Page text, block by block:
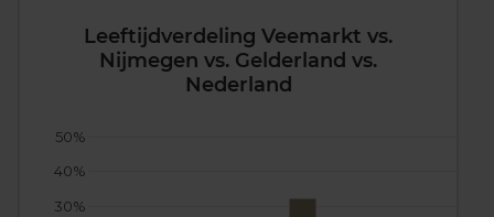
Leeftijdverdeling Veemarkt vs.
Nijmegen vs. Gelderland vs.
Nederland
30%
40%
50%